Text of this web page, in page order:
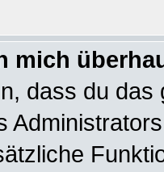
mich
dass du